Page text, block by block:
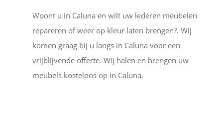
Woont u in Caluna en wilt uw lederen meubelen
repareren of weer op kleur laten brengen?. Wij
komen graag bij u langs in Caluna voor een
vrijblijvende offerte. Wij halen en brengen uw
meubels kosteloos op in Caluna.